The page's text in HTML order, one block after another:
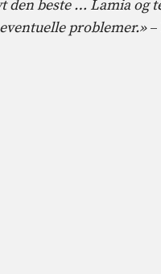
den beste … Lamia
problemer.»–